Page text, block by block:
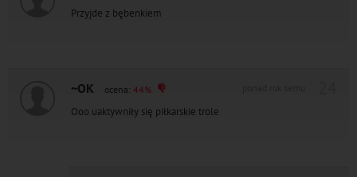
Przyjde z bębenkiem
~OK ocena: 44%
Ooo uaktywniły się piłkarskie trole